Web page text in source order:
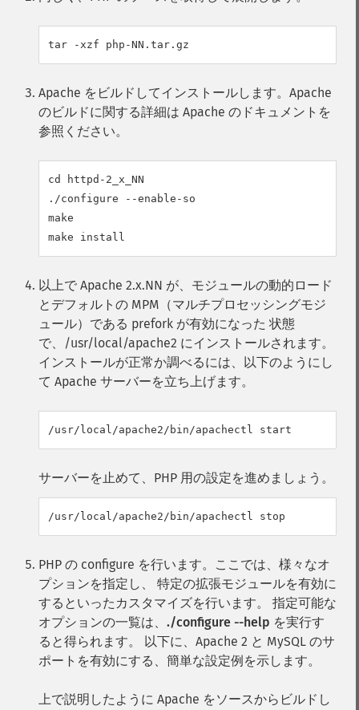
Apache をビルドしてインストールします。Apache
のビルドに関する詳細は Apache のドキュメントを
参照ください。
cd httpd-2_x_NN
./configure --enable-so
make
以上で Apache 2.x.NN が、モジュールの動的ロード
とデフォルトの MPM（マルチプロセッシングモジ
ュール）である prefork が有効になった 状態
で、/usr/local/apache2 にインストールされます。
インストールが正常か調べるには、以下のようにし
て Apache サーバーを立ち上げます。
サーバーを止めて、PHP 用の設定を進めましょう。
PHP の configure を行います。ここでは、様々なオ
プションを指定し、 特定の拡張モジュールを有効に
するといったカスタマイズを行います。 指定可能な
オプションの一覧は、 ./configure --help を実行す
ると得られます。 以下に、Apache 2 と MySQL のサ
ポートを有効にする、簡単な設定例を示します。
上で説明したように Apache をソースからビルドし